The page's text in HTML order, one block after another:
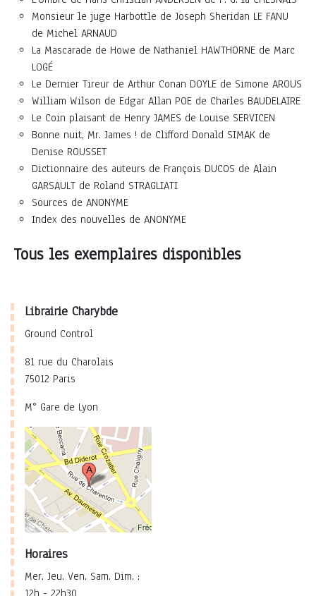
Monsieur le juge Harbottle de Joseph Sheridan LE FANU
de Michel ARNAUD
La Mascarade de Howe de Nathaniel HAWTHORNE de Marc
LOGÉ
Le Dernier Tireur de Arthur Conan DOYLE de Simone AROUS
William Wilson de Edgar Allan POE de Charles BAUDELAIRE
Le Coin plaisant de Henry JAMES de Louise SERVICEN
Bonne nuit, Mr. James ! de Clifford Donald SIMAK de
Denise ROUSSET
Dictionnaire des auteurs de François DUCOS de Alain
GARSAULT de Roland STRAGLIATI
Sources de ANONYME
Index des nouvelles de ANONYME
Tous les exemplaires disponibles
Librairie Charybde
Ground Control
81 rue du Charolais
75012 Paris
M° Gare de Lyon
Horaires
Mer. Jeu. Ven. Sam. Dim. :
12h - 22h30